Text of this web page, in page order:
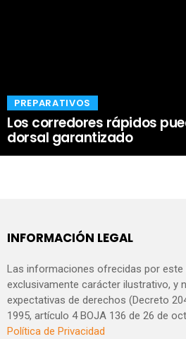
​PREPARATIVOS
Los corredores rápidos
dorsal garantizado
INFORMACIÓN LEGAL
Las informaciones ofrecidas por este
exclusivamente carácter ilustrativo, y
expectativas de derechos (Decreto
1995, artículo 4 BOJA 136 de 26 de
Política de Privacidad